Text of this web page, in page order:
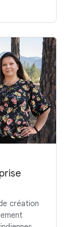
création